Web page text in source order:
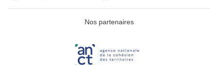
Nos partenaires